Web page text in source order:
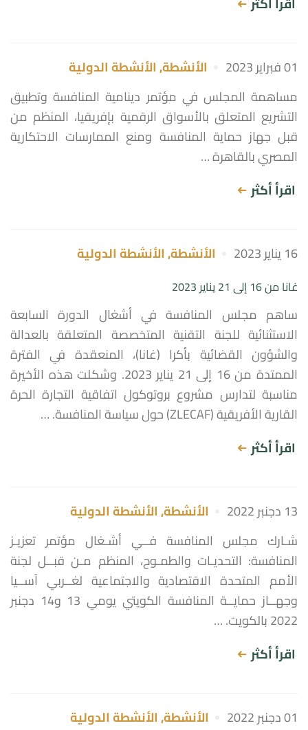
01 فبراير 2023 الأنشطة,الأنشطة الدولية
مساهمة المجلس في مؤتمر دينامية المنافسة وتطبيق
التشريع المتعلق بالأسواق الرقمية بإفريقيا، المنظم من
قبل جهاز حماية المنافسة ومنع الممارسات الاحتكارية
المصري بالقاهرة …
اقرأ أكثر
16 يناير 2023 الأنشطة,الأنشطة الدولية
غانا من 16 إلى 21 يناير 2023
ساهم مجلس المنافسة في أشغال الدورة السابعة
الاستثنائية للجنة التقنية المتخصصة المتعلقة بالعدالة
والشؤون القضائية بأكرا (غانا)، المنعقدة في الفترة
الممتدة من 16 إلى 21 يناير 2023. وشكلت هذه الأخيرة
مناسبة لتدارس مشروع بروتوكول اتفاقية التجارة الحرة
القارية الأفريقية (ZLECAF) حول سياسة المنافسة. …
اقرأ أكثر
13 دجنبر 2022 الأنشطة,الأنشطة الدولية
شـارك مجلس المنافسة فــي أشـغال مؤتمر تعزيـز
المنافسة: التحديـات والطمـوح، المنظم مـن قبــل لجنة
الأمم المتحدة الاقتصادية والاجتماعية لغــربي آســيا
وجهــاز حمايــة المنافسة الكويتي يومي 13 و14 دجنبر
2022 بالكويت. …
اقرأ أكثر
01 دجنبر 2022 الأنشطة,الأنشطة الدولية